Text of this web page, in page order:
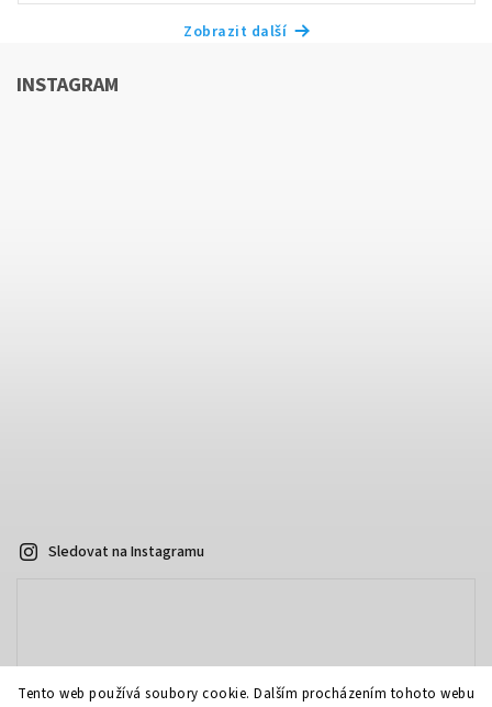
Tento web používá soubory cookie. Dalším procházením tohoto webu
Zobrazit další
INSTAGRAM
Sledovat na Instagramu